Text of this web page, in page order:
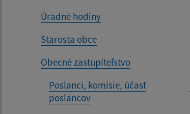
Úradné hodiny
Starosta obce
Obecné zastupiteľstvo
Poslanci, komisie, účasť
poslancov